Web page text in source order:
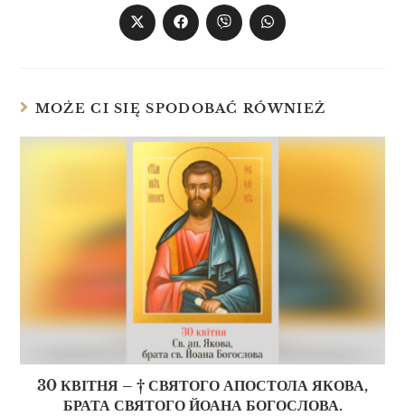
MOŻE CI SIĘ SPODOBAĆ RÓWNIEŻ
30 КВІТНЯ – † СВЯТОГО АПОСТОЛА ЯКОВА,
БРАТА СВЯТОГО ЙОАНА БОГОСЛОВА.